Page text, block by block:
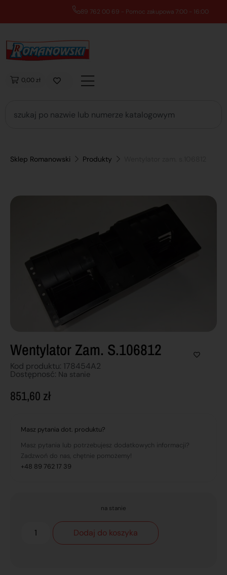
89 762 00 69 - Pomoc zakupowa 7:00 - 16:00
0,00 zł
Sklep Romanowski Produkty
Wentylator Zam. S.106812
Kod produktu: 178454A2
Dostępnosć: Na stanie
851,60 zł
Masz pytania dot. produktu?
Masz pytania lub potrzebujesz dodatkowych informacji?
Zadzwoń do nas, chętnie pomożemy!
+48 89 762 17 39
na stanie
Dodaj do koszyka